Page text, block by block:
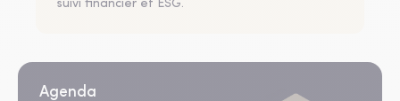
suivi financier et ESG.
Agenda